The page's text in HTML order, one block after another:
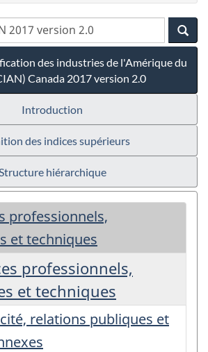
des industries de l'Amérique du
Canada 2017 version 2.0
Introduction
des indices supérieurs
Structure hiérarchique
professionnels,
et techniques
professionnels,
et techniques
relations publiques et